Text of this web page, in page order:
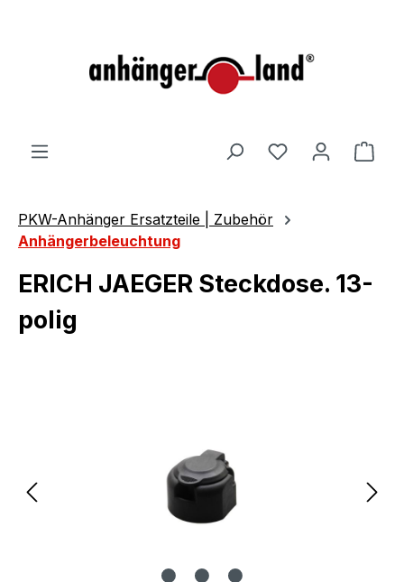
PKW-Anhänger Ersatzteile | Zubehör
Anhängerbeleuchtung
ERICH JAEGER Steckdose. 13-
polig